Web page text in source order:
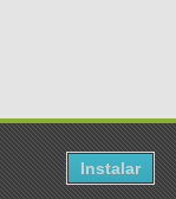
Instalar